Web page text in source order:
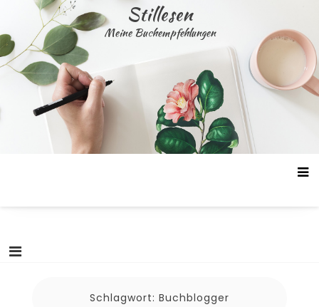
content
Stillesen
Meine Buchempfehlungen
Schlagwort: Buchblogger